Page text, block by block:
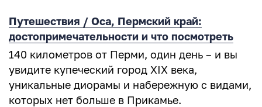
Путешествия / Оса, Пермский край:
достопримечательности и что посмотреть
140 километров от Перми, один день – и вы
увидите купеческий город XIX века,
уникальные диорамы и набережную с видами,
которых нет больше в Прикамье.